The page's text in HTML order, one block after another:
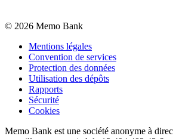
© 2026 Memo Bank
Mentions légales
Convention de services
Protection des données
Utilisation des dépôts
Rapports
Sécurité
Cookies
Memo Bank est une société anonyme à